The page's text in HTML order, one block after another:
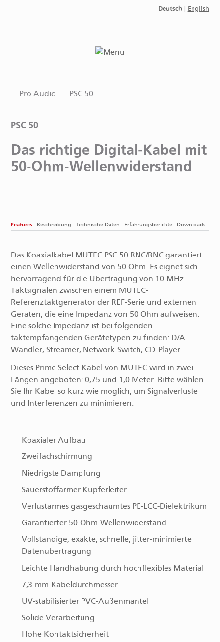
Deutsch English
Pro Audio PSC 50
PSC 50
Das richtige Digital-Kabel mit
50‑Ohm-Wellenwiderstand
Features Beschreibung Technische Daten Erfahrungsberichte Downloads
Das Koaxialkabel MUTEC PSC 50 BNC/BNC garantiert
einen Wellenwiderstand von 50 Ohm. Es eignet sich
hervorragend für die Übertragung von 10-MHz-
Taktsignalen zwischen einem MUTEC-
Referenztaktgenerator der REF-Serie und externen
Geräten, die eine Impedanz von 50 Ohm aufweisen.
Eine solche Impedanz ist bei folgenden
taktempfangenden Gerätetypen zu finden: D/A-
Wandler, Streamer, Network-Switch, CD-Player.
Dieses Prime Select-Kabel von MUTEC wird in zwei
Längen angeboten: 0,75 und 1,0 Meter. Bitte wählen
Sie Ihr Kabel so kurz wie möglich, um Signalverluste
und Interferenzen zu minimieren.
Koaxialer Aufbau
Zweifachschirmung
Niedrigste Dämpfung
Sauerstoffarmer Kupferleiter
Verlustarmes gasgeschäumtes PE-LCC-Dielektrikum
Garantierter 50-Ohm-Wellenwiderstand
Vollständige, exakte, schnelle, jitter-minimierte
Datenübertragung
Leichte Handhabung durch hochflexibles Material
7,3-mm-Kabeldurchmesser
UV-stabilisierter PVC-Außenmantel
Solide Verarbeitung
Hohe Kontaktsicherheit